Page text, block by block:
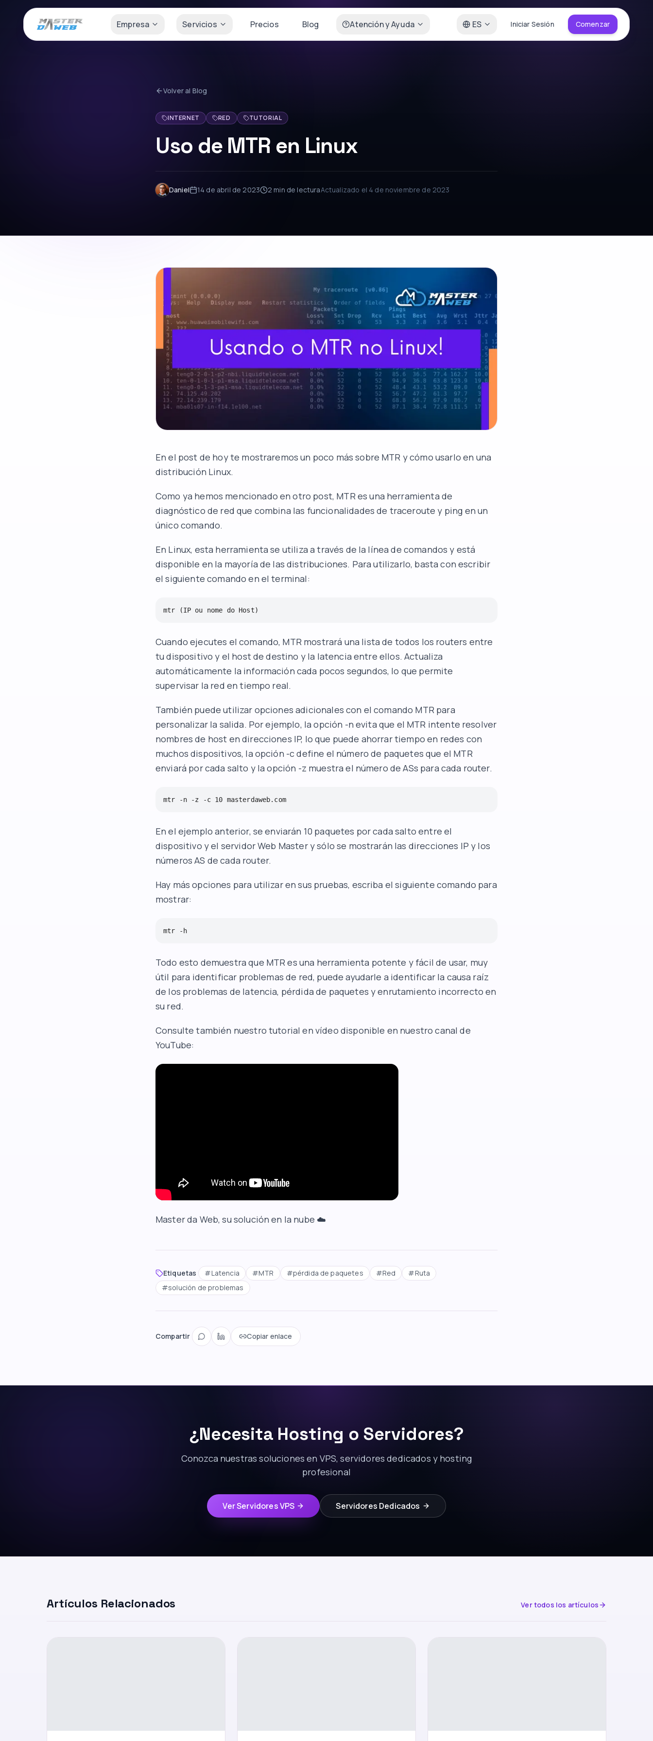
Empresa Servicios Precios Blog Atención y Ayuda ES Iniciar Sesión Comenzar
Volver al Blog
INTERNET RED TUTORIAL
Uso de MTR en Linux
Daniel 14 de abril de 2023 2 min de lecturaActualizado el 4 de noviembre de 2023
En el post de hoy te mostraremos un poco más sobre MTR y cómo usarlo en una
distribución Linux.
Como ya hemos mencionado en otro post, MTR es una herramienta de
diagnóstico de red que combina las funcionalidades de traceroute y ping en un
único comando.
En Linux, esta herramienta se utiliza a través de la línea de comandos y está
disponible en la mayoría de las distribuciones. Para utilizarlo, basta con escribir
el siguiente comando en el terminal:
mtr (IP ou nome do Host)
Cuando ejecutes el comando, MTR mostrará una lista de todos los routers entre
tu dispositivo y el host de destino y la latencia entre ellos. Actualiza
automáticamente la información cada pocos segundos, lo que permite
supervisar la red en tiempo real.
También puede utilizar opciones adicionales con el comando MTR para
personalizar la salida. Por ejemplo, la opción -n evita que el MTR intente resolver
nombres de host en direcciones IP, lo que puede ahorrar tiempo en redes con
muchos dispositivos, la opción -c define el número de paquetes que el MTR
enviará por cada salto y la opción -z muestra el número de ASs para cada router.
mtr -n -z -c 10 masterdaweb.com
En el ejemplo anterior, se enviarán 10 paquetes por cada salto entre el
dispositivo y el servidor Web Master y sólo se mostrarán las direcciones IP y los
números AS de cada router.
Hay más opciones para utilizar en sus pruebas, escriba el siguiente comando para
mostrar:
mtr -h
Todo esto demuestra que MTR es una herramienta potente y fácil de usar, muy
útil para identificar problemas de red, puede ayudarle a identificar la causa raíz
de los problemas de latencia, pérdida de paquetes y enrutamiento incorrecto en
su red.
Consulte también nuestro tutorial en vídeo disponible en nuestrocanal de
YouTube:
Master da Web, su solución en la nube ☁️
Etiquetas #Latencia #MTR #pérdida de paquetes #Red #Ruta
#solución de problemas
Compartir Copiar enlace
¿Necesita Hosting o Servidores?
Conozca nuestras soluciones en VPS, servidores dedicados y hosting
profesional
Ver Servidores VPS Servidores Dedicados
Artículos Relacionados Ver todos los artículos